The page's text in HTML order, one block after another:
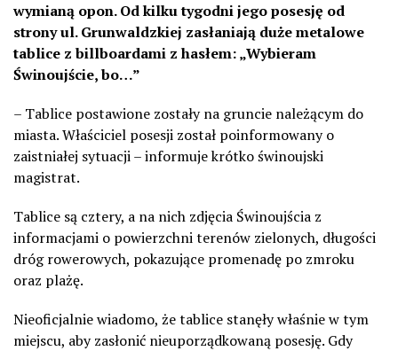
wymianą opon. Od kilku tygodni jego posesję od
strony ul. Grunwaldzkiej zasłaniają duże metalowe
tablice z billboardami z hasłem: „Wybieram
Świnoujście, bo…”
– Tablice postawione zostały na gruncie należącym do
miasta. Właściciel posesji został poinformowany o
zaistniałej sytuacji – informuje krótko świnoujski
magistrat.
Tablice są cztery, a na nich zdjęcia Świnoujścia z
informacjami o powierzchni terenów zielonych, długości
dróg rowerowych, pokazujące promenadę po zmroku
oraz plażę.
Nieoficjalnie wiadomo, że tablice stanęły właśnie w tym
miejscu, aby zasłonić nieuporządkowaną posesję. Gdy